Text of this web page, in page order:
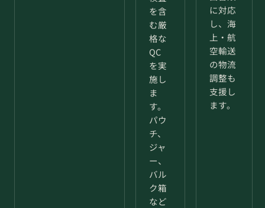
を含
む厳
格な
QC
を実
施し
ま
す。
パウ
チ、
ジャ
ー、
バル
ク箱
など
に対応
し、海
上・航
空輸送
の物流
調整も
支援し
ます。